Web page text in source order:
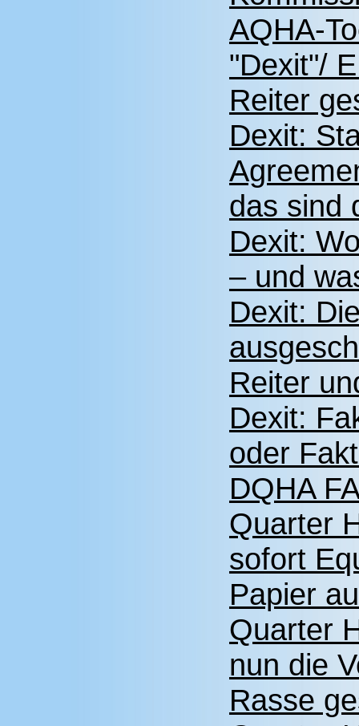
AQHA-
"Dexit"/
Reiter
Dexit:
das sind
Dexit:
– und
Dexit:
Reiter
Dexit:
oder
DQHA
Quarter
sofort
Papier
Quarter
nun die
Rasse